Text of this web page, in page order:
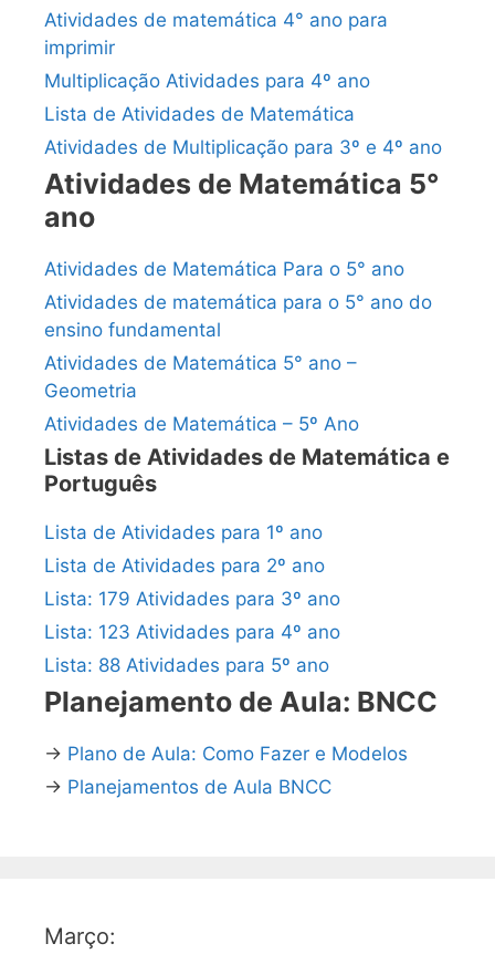
Atividades de matemática 4° ano para
imprimir
Multiplicação Atividades para 4º ano
Lista de Atividades de Matemática
Atividades de Multiplicação para 3º e 4º ano
Atividades de Matemática 5°
ano
Atividades de Matemática Para o 5° ano
Atividades de matemática para o 5° ano do
ensino fundamental
Atividades de Matemática 5° ano –
Geometria
Atividades de Matemática – 5º Ano
Listas de Atividades de Matemática e
Português
Lista de Atividades para 1º ano
Lista de Atividades para 2º ano
Lista: 179 Atividades para 3º ano
Lista: 123 Atividades para 4º ano
Lista: 88 Atividades para 5º ano
Planejamento de Aula: BNCC
→ Plano de Aula: Como Fazer e Modelos
→ Planejamentos de Aula BNCC
Março: